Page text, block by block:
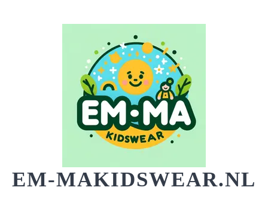
EM-MAKIDSWEAR.NL